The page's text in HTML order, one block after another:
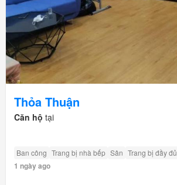
Thỏa Thuận
Căn hộ tại
Ban công Trang bị nhà bếp Sân Trang bị đầy đủ
1 ngày ago